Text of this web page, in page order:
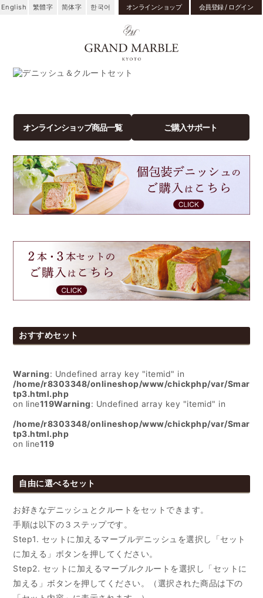
English 繁體字 简体字 한국어 オンラインショップ 会員登録 / ログイン
オンラインショップ商品一覧 ご購入サポート
おすすめセット
Warning: Undefined array key "itemid" in
/home/r8303348/onlineshop/www/chickphp/var/Smarty/
tp3.html.php
on line119Warning: Undefined array key "itemid" in
/home/r8303348/onlineshop/www/chickphp/var/Smarty/
tp3.html.php
on line119
自由に選べるセット
お好きなデニッシュとクルートをセットできます。
手順は以下の３ステップです。
Step1. セットに加えるマーブルデニッシュを選択し「セット
に加える」ボタンを押してください。
Step2. セットに加えるマーブルクルートを選択し「セットに
加える」ボタンを押してください。（選択された商品は下の